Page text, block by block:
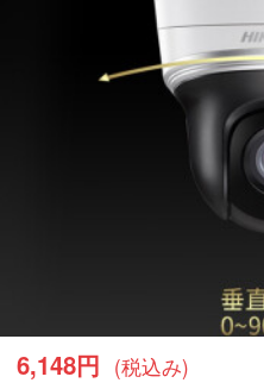
6,148円 (税込み)